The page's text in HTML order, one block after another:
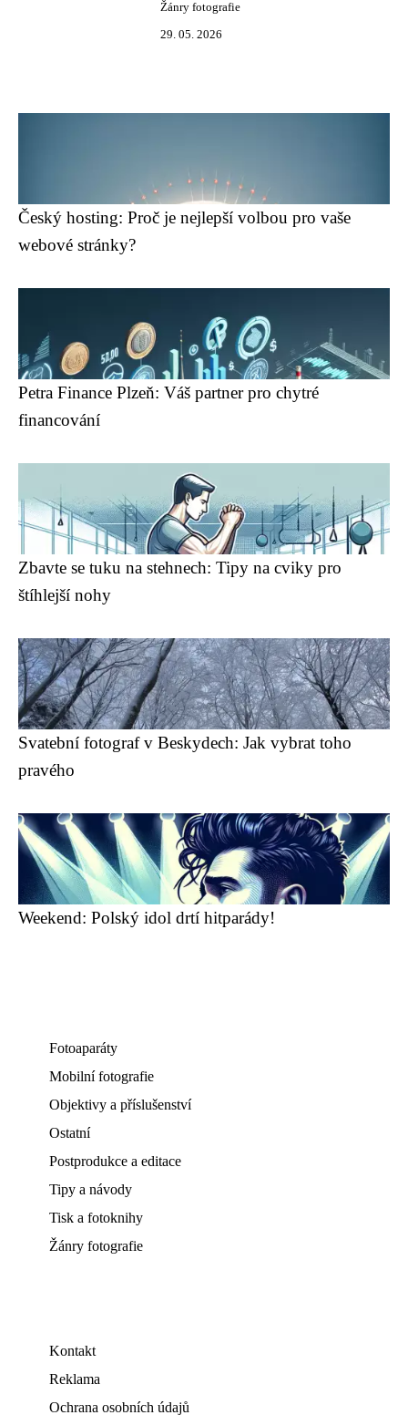
Žánry fotografie
29. 05. 2026
Český hosting: Proč je nejlepší volbou pro vaše
webové stránky?
Petra Finance Plzeň: Váš partner pro chytré
financování
Zbavte se tuku na stehnech: Tipy na cviky pro
štíhlejší nohy
Svatební fotograf v Beskydech: Jak vybrat toho
pravého
Weekend: Polský idol drtí hitparády!
Fotoaparáty
Mobilní fotografie
Objektivy a příslušenství
Ostatní
Postprodukce a editace
Tipy a návody
Tisk a fotoknihy
Žánry fotografie
Kontakt
Reklama
Ochrana osobních údajů